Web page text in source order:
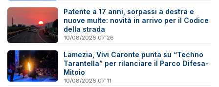
Patente a 17 anni, sorpassi a destra e
nuove multe: novità in arrivo per il Codice
della strada
10/08/2026 07:26
Lamezia, Vivi Caronte punta su “Techno
Tarantella” per rilanciare il Parco Difesa-
Mitoio
10/08/2026 07:11